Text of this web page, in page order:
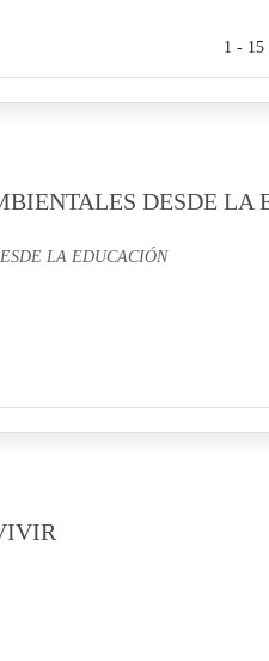
1 - 15
DESDE LA
LA EDUCACIÓN